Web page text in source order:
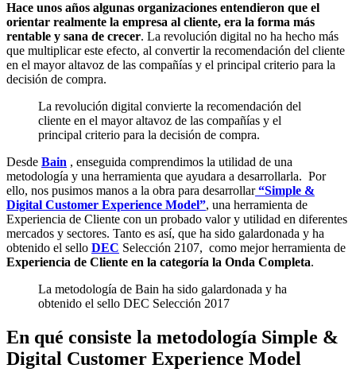
Hace unos años algunas organizaciones entendieron que el
orientar realmente la empresa al cliente, era la forma más
rentable y sana de crecer. La revolución digital no ha hecho más
que multiplicar este efecto, al convertir la recomendación del cliente
en el mayor altavoz de las compañías y el principal criterio para la
decisión de compra.
La revolución digital convierte la recomendación del
cliente en el mayor altavoz de las compañías y el
principal criterio para la decisión de compra.
Desde Bain , enseguida comprendimos la utilidad de una
metodología y una herramienta que ayudara a desarrollarla. Por
ello, nos pusimos manos a la obra para desarrollar“Simple &
Digital Customer Experience Model”, una herramienta de
Experiencia de Cliente con un probado valor y utilidad en diferentes
mercados y sectores. Tanto es así, que ha sido galardonada y ha
obtenido el sello DEC Selección 2107, como mejor herramienta de
Experiencia de Cliente en la categoría la Onda Completa.
La metodología de Bain ha sido galardonada y ha
obtenido el sello DEC Selección 2017
En qué consiste la metodología Simple &
Digital Customer Experience Model